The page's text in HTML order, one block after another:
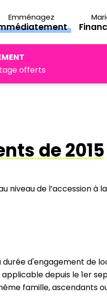
Emménagez
offerts
de 2015
de l’accession à
d'engagement de
depuis le 1er
famille, ascendants